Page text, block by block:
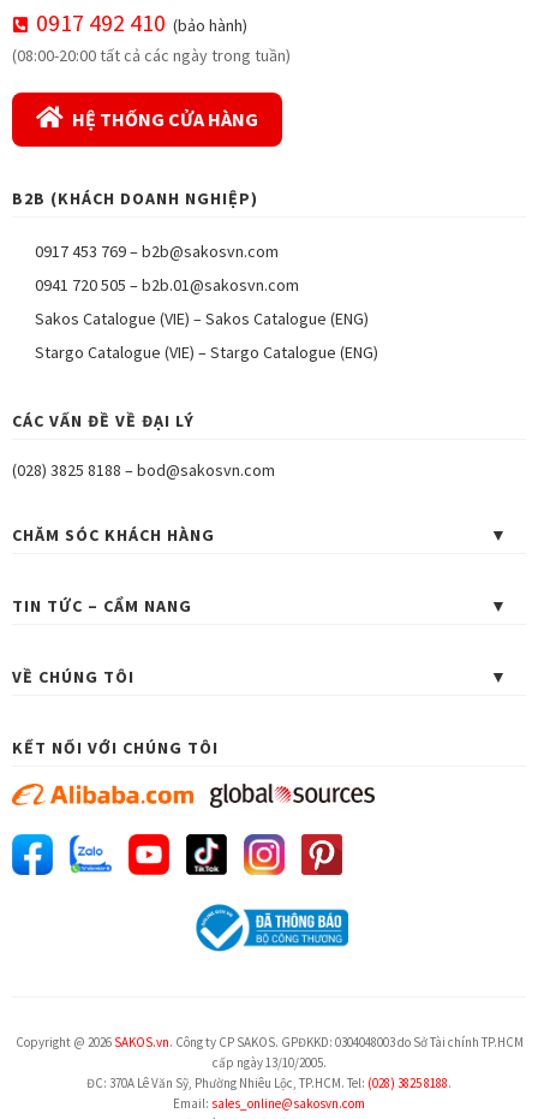
0917 492 410 (bảo hành)
(08:00-20:00 tất cả các ngày trong tuần)
HỆ THỐNG CỬA HÀNG
B2B (KHÁCH DOANH NGHIỆP)
0917 453 769–b2b@sakosvn.com
0941 720 505 –b2b.01@sakosvn.com
Sakos Catalogue (VIE) –Sakos Catalogue (ENG)
Stargo Catalogue (VIE) –Stargo Catalogue (ENG)
CÁC VẤN ĐỀ VỀ ĐẠI LÝ
(028) 3825 8188 –bod@sakosvn.com
CHĂM SÓC KHÁCH HÀNG
TIN TỨC – CẨM NANG
VỀ CHÚNG TÔI
KẾT NỐI VỚI CHÚNG TÔI
Copyright @ 2026 SAKOS.vn. Công ty CP SAKOS. GPĐKKD: 0304048003 do Sở Tài chính TP.HCM
cấp ngày 13/10/2005.
ĐC: 370A Lê Văn Sỹ, Phường Nhiêu Lộc, TP.HCM. Tel: (028) 3825 8188.
Email: sales_online@sakosvn.com